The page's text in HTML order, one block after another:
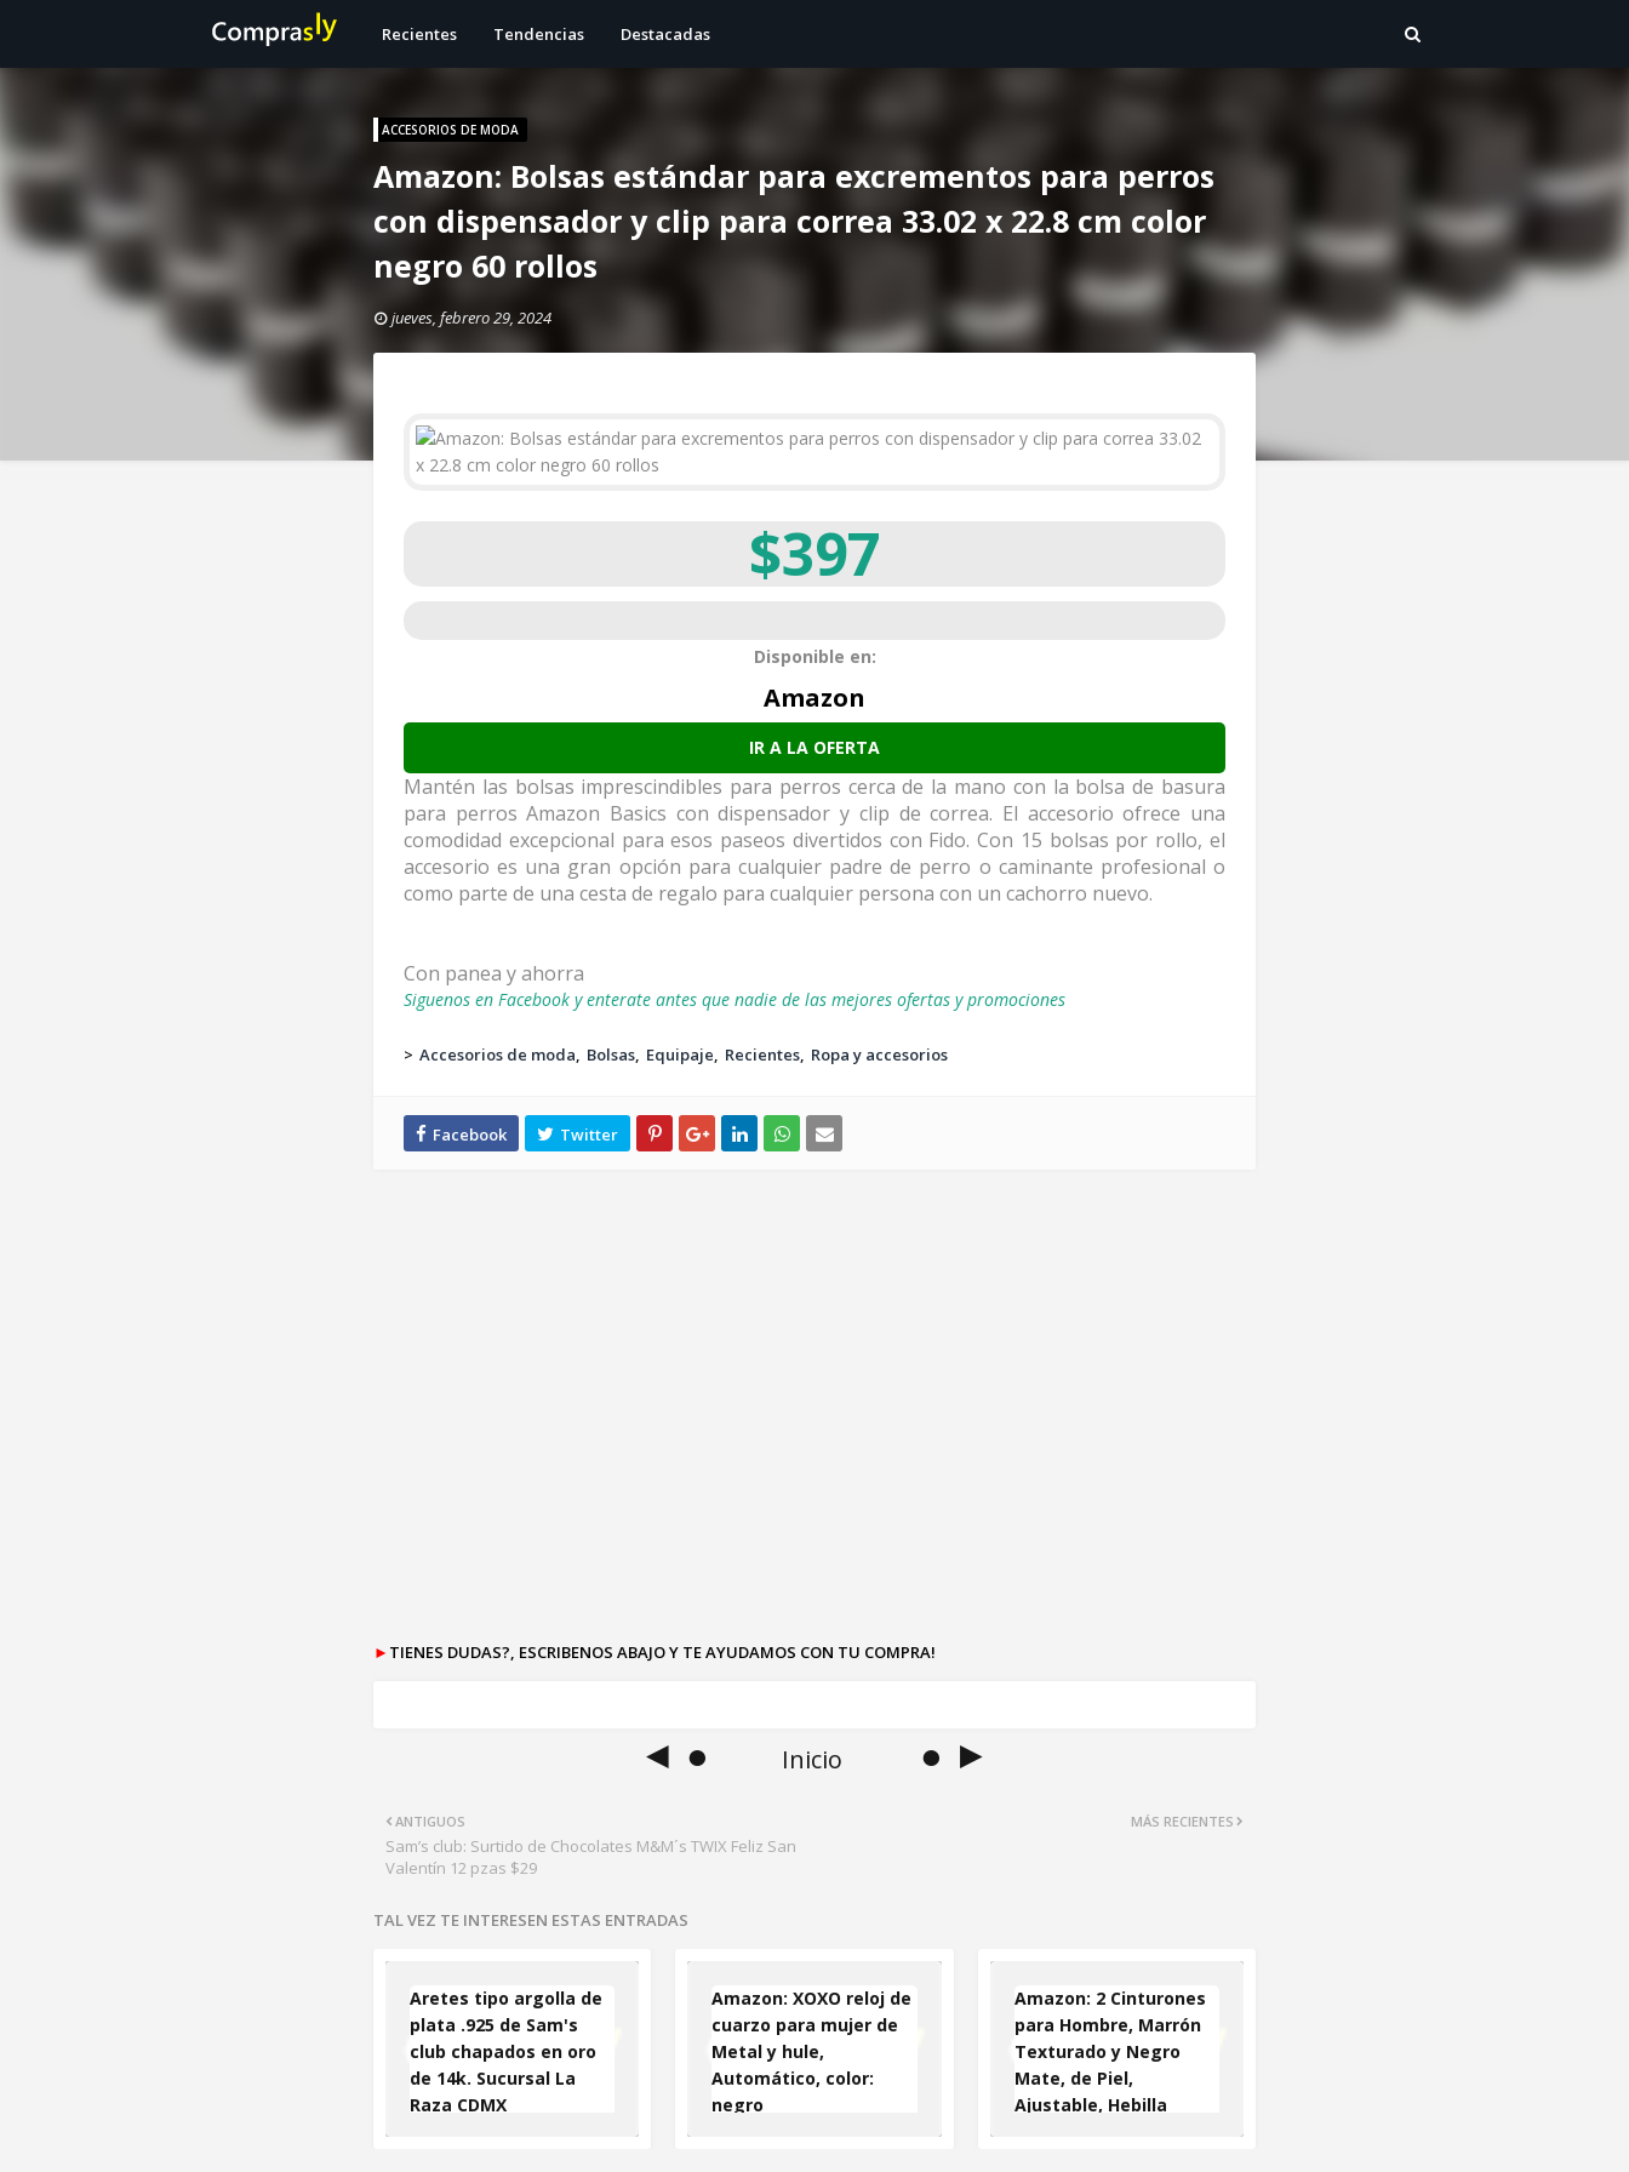
Recientes Tendencias Destacadas
ACCESORIOS DE MODA
Amazon: Bolsas estándar para excrementos para perros
con dispensador y clip para correa 33.02 x 22.8 cm color
negro 60 rollos
jueves, febrero 29, 2024
$397
Disponible en:
Amazon
IR A LA OFERTA
Mantén las bolsas imprescindibles para perros cerca de la mano con la bolsa de basura
para perros Amazon Basics con dispensador y clip de correa. El accesorio ofrece una
comodidad excepcional para esos paseos divertidos con Fido. Con 15 bolsas por rollo, el
accesorio es una gran opción para cualquier padre de perro o caminante profesional o
como parte de una cesta de regalo para cualquier persona con un cachorro nuevo.
Con panea y ahorra
Siguenos en Facebook y enterate antes que nadie de las mejores ofertas y promociones
> Accesorios de moda Bolsas Equipaje Recientes Ropa y accesorios
► TIENES DUDAS?, ESCRIBENOS ABAJO Y TE AYUDAMOS CON TU COMPRA!
◄ ● Inicio ● ►
MÁS RECIENTES
ANTIGUOS
Sam’s club: Surtido de Chocolates M&M´s TWIX Feliz San
Valentín 12 pzas $29
TAL VEZ TE INTERESEN ESTAS ENTRADAS
Aretes tipo argolla de
plata .925 de Sam's
club chapados en oro
de 14k. Sucursal La
Raza CDMX
Amazon: XOXO reloj de
cuarzo para mujer de
Metal y hule,
Automático, color:
negro
Amazon: 2 Cinturones
para Hombre, Marrón
Texturado y Negro
Mate, de Piel,
Ajustable, Hebilla